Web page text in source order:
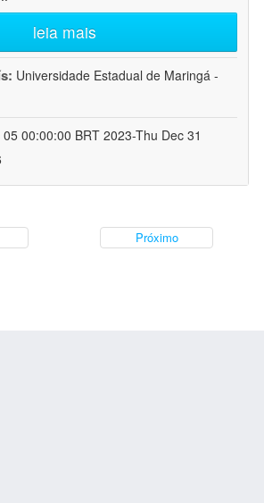
leia mais
Universidade Estadual de Maringá -
00:00:00 BRT 2023-Thu Dec 31
Próximo